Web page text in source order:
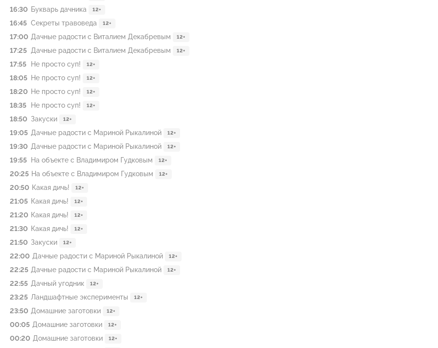
16:30 Букварь дачника 12+
16:45 Секреты травоведа 12+
17:00 Дачные радости с Виталием Декабревым 12+
17:25 Дачные радости с Виталием Декабревым 12+
17:55 Не просто суп! 12+
18:05 Не просто суп! 12+
18:20 Не просто суп! 12+
18:35 Не просто суп! 12+
18:50 Закуски 12+
19:05 Дачные радости с Мариной Рыкалиной 12+
19:30 Дачные радости с Мариной Рыкалиной 12+
19:55 На объекте с Владимиром Гудковым 12+
20:25 На объекте с Владимиром Гудковым 12+
20:50 Какая дичь! 12+
21:05 Какая дичь! 12+
21:20 Какая дичь! 12+
21:30 Какая дичь! 12+
21:50 Закуски 12+
22:00 Дaчныe радости с Мариной Pыкалиной 12+
22:25 Дачные радости с Мариной Рыкалиной 12+
22:55 Дачный yгодник 12+
23:25 Ландшафтные эксперименты 12+
23:50 Домашние заготовки 12+
00:05 Домашние заготовки 12+
00:20 Домашние заготовки 12+